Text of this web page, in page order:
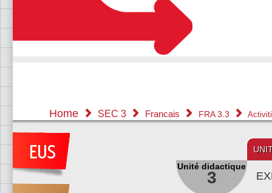
Home SEC 3 Francais FRA 3.3
Unité didactique
3